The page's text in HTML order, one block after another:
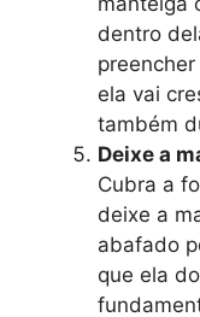
dentro
ela vai
também
Deixe a
Cubra a
deixe a
abafado
que ela